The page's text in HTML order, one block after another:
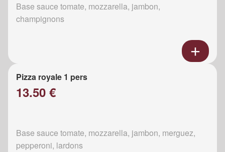
Base sauce tomate, mozzarella, jambon,
champignons
Pizza royale 1 pers
13.50 €
Base sauce tomate, mozzarella, jambon, merguez,
pepperoni, lardons